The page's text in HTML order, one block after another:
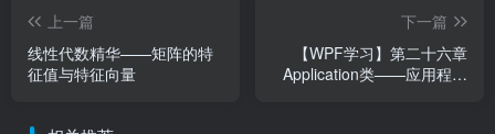
上一篇
线性代数精华——矩阵的特
征值与特征向量
下一篇
【WPF学习】第二十六章
Application类——应用程序